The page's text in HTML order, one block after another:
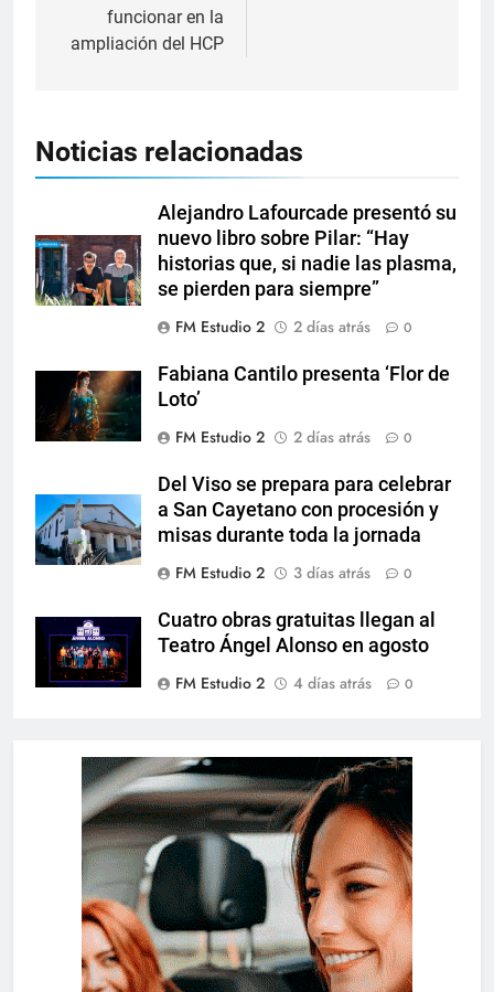
funcionar en la
ampliación del HCP
Noticias relacionadas
Alejandro Lafourcade presentó su
nuevo libro sobre Pilar: “Hay
historias que, si nadie las plasma,
se pierden para siempre”
FM Estudio 2
2 días atrás 0
Fabiana Cantilo presenta ‘Flor de
Loto’
FM Estudio 2
2 días atrás 0
Del Viso se prepara para celebrar
a San Cayetano con procesión y
misas durante toda la jornada
FM Estudio 2
3 días atrás 0
Cuatro obras gratuitas llegan al
Teatro Ángel Alonso en agosto
FM Estudio 2
4 días atrás 0